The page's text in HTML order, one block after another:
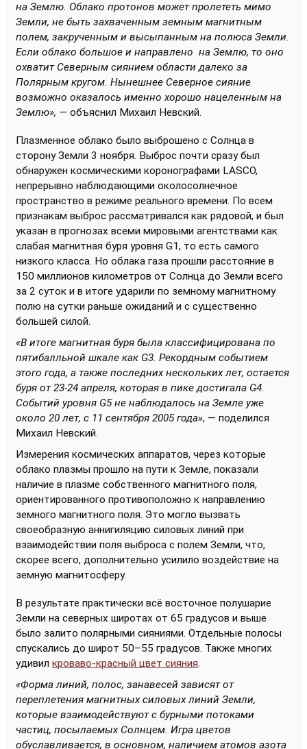
на Землю. Облако протонов может пролететь мимо
Земли, не быть захваченным земным магнитным
полем, закрученным и высыпанным на полюса Земли.
Если облако большое и направлено на Землю, то оно
охватит Северным сиянием области далеко за
Полярным кругом. Нынешнее Северное сияние
возможно оказалось именно хорошо нацеленным на
Землю», — объяснил Михаил Невский.
Плазменное облако было выброшено с Солнца в
сторону Земли 3 ноября. Выброс почти сразу был
обнаружен космическими коронографами LASCO,
непрерывно наблюдающими околосолнечное
пространство в режиме реального времени. По всем
признакам выброс рассматривался как рядовой, и был
указан в прогнозах всеми мировыми агентствами как
слабая магнитная буря уровня G1, то есть самого
низкого класса. Но облака газа прошли расстояние в
150 миллионов километров от Солнца до Земли всего
за 2 суток и в итоге ударили по земному магнитному
полю на сутки раньше ожиданий и с существенно
большей силой.
«В итоге магнитная буря была классифицирована по
пятибалльной шкале как G3. Рекордным событием
этого года, а также последних нескольких лет, остается
буря от 23-24 апреля, которая в пике достигала G4.
Событий уровня G5 не наблюдалось на Земле уже
около 20 лет, с 11 сентября 2005 года», — поделился
Михаил Невский.
Измерения космических аппаратов, через которые
облако плазмы прошло на пути к Земле, показали
наличие в плазме собственного магнитного поля,
ориентированного противоположно к направлению
земного магнитного поля. Это могло вызвать
своеобразную аннигиляцию силовых линий при
взаимодействии поля выброса с полем Земли, что,
скорее всего, дополнительно усилило воздействие на
земную магнитосферу.
В результате практически всё восточное полушарие
Земли на северных широтах от 65 градусов и выше
было залито полярными сияниями. Отдельные полосы
спускались до широт 50–55 градусов. Также многих
удивил кроваво-красный цвет сияния.
«Форма линий, полос, занавесей зависят от
переплетения магнитных силовых линий Земли,
которые взаимодействуют с бурными потоками
частиц, посылаемых Солнцем. Игра цветов
обуславливается, в основном, наличием атомов азота